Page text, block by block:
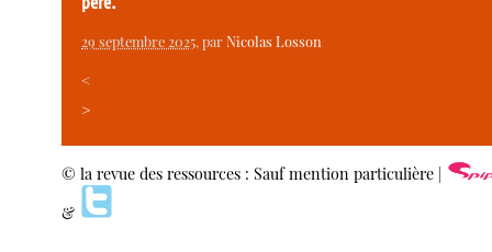
29 septembre 2025, parNicolas Losson
<
>
© la revue des ressources : Sauf mention particulière |
&